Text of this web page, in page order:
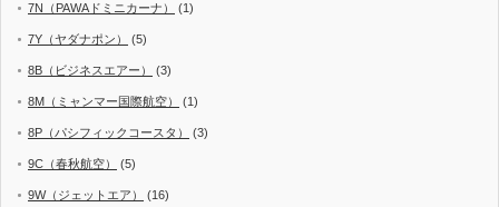
7N（PAWAドミニカーナ） (1)
7Y（ヤダナポン） (5)
8B（ビジネスエアー） (3)
8M（ミャンマー国際航空） (1)
8P（パシフィックコースタ） (3)
9C（春秋航空） (5)
9W（ジェットエア） (16)